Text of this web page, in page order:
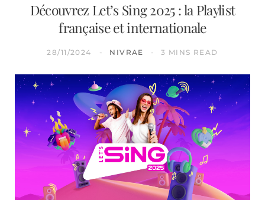
Découvrez Let’s Sing 2025 : la Playlist
française et internationale
28/11/2024 NIVRAE 3 MINS READ